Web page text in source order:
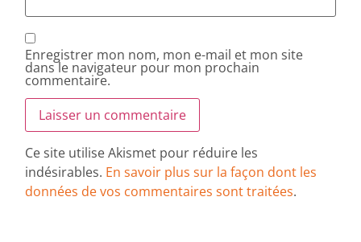
Enregistrer mon nom, mon e-mail et mon site
dans le navigateur pour mon prochain
commentaire.
Ce site utilise Akismet pour réduire les
indésirables. En savoir plus sur la façon dont les
données de vos commentaires sont traitées.